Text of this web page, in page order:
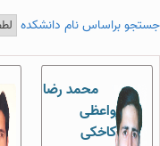
جستجو براساس نام دانشکده
محمد رضا
واعظی
کاخکی